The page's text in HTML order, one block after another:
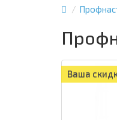
Ваша